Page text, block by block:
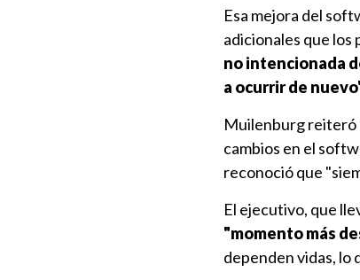
Esa mejora del
adicionales que los
no intencionada
a ocurrir de
Muilenburg reiteró
cambios en el
reconoció que
El ejecutivo, que
"momento más
dependen vidas, lo